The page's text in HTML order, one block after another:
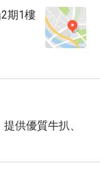
期1樓
供優質牛扒、